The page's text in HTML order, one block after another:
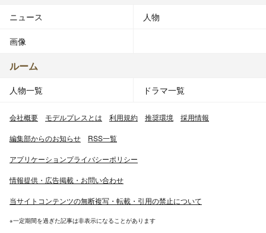
ニュース 人物
画像
ルーム
人物一覧 ドラマ一覧
会社概要 モデルプレスとは 利用規約 推奨環境 採用情報
編集部からのお知らせ RSS一覧
アプリケーションプライバシーポリシー
情報提供・広告掲載・お問い合わせ
当サイトコンテンツの無断複写・転載・引用の禁止について
※一定期間を過ぎた記事は非表示になることがあります